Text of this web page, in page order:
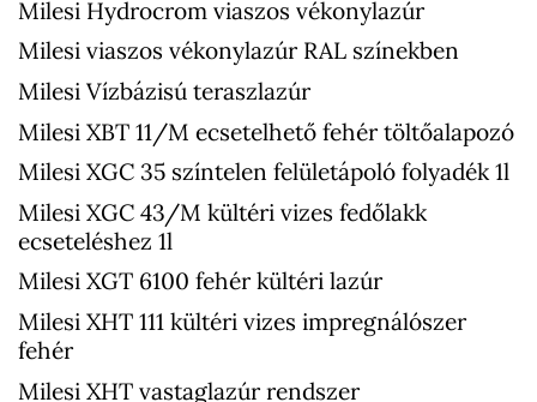
Milesi Hydrocrom viaszos vékonylazúr
Milesi viaszos vékonylazúr RAL színekben
Milesi Vízbázisú teraszlazúr
Milesi XBT 11/M ecsetelhető fehér töltőalapozó
Milesi XGC 35 színtelen felületápoló folyadék 1l
Milesi XGC 43/M kültéri vizes fedőlakk
ecseteléshez 1l
Milesi XGT 6100 fehér kültéri lazúr
Milesi XHT 111 kültéri vizes impregnálószer
fehér
Milesi XHT vastaglazúr rendszer